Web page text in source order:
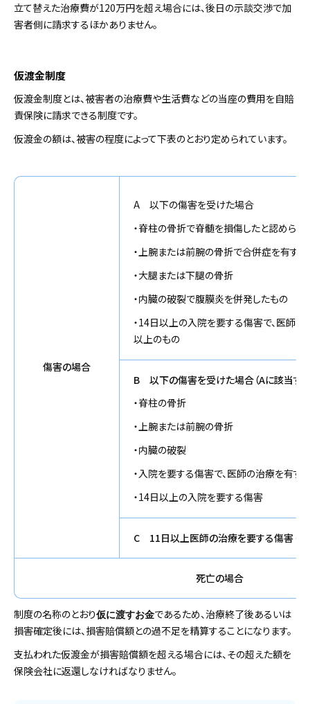
立て替えた治療費が120万円を超え場合には、後日の示談交渉で加
害者側に請求するほかありません。
仮渡金制度
仮渡金制度とは、被害者の治療費や生活費などの当座の費用を自賠
責保険に請求できる制度です。
仮渡金の額は、被害の程度によって下表のとおり定められています。
傷害の場合
A 以下の傷害を受けた場合
・脊柱の骨折で脊髄を損傷したと認めら
・上腕または前腕の骨折で合併症を有す
・大腿または下腿の骨折
・内臓の破裂で腹膜炎を併発したもの
・14日以上の入院を要する傷害で、医師
以上のもの
B 以下の傷害を受けた場合（Aに該当する
・脊柱の骨折
・上腕または前腕の骨折
・内臓の破裂
・入院を要する傷害で、医師の治療を有
・14日以上の入院を要する傷害
C 11日以上医師の治療を要する傷害（Aと
死亡の場合
制度の名称のとおり仮に渡すお金であるため、治療終了後あるいは
損害確定後には、損害賠償額との過不足を精算することになります。
支払われた仮渡金が損害賠償額を超える場合には、その超えた額を
保険会社に返還しなければなりません。